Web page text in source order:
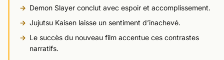
Demon Slayer conclut avec espoir et accomplissement.
Jujutsu Kaisen laisse un sentiment d’inachevé.
Le succès du nouveau film accentue ces contrastes
narratifs.